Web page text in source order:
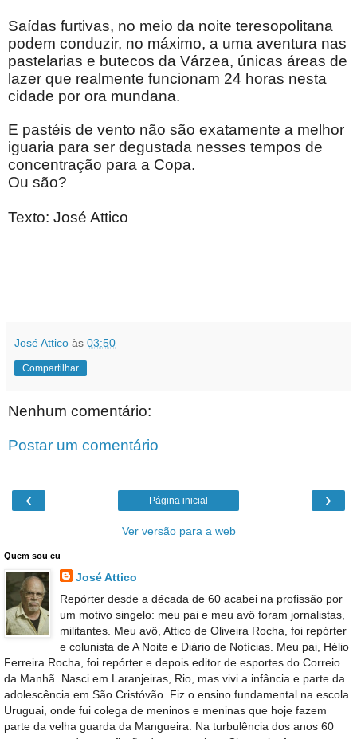
Saídas furtivas, no meio da noite teresopolitana
podem conduzir, no máximo, a uma aventura nas
pastelarias e butecos da Várzea, únicas áreas de
lazer que realmente funcionam 24 horas nesta
cidade por ora mundana.
E pastéis de vento não são exatamente a melhor
iguaria para ser degustada nesses tempos de
concentração para a Copa.
Ou são?
Texto: José Attico
José Attico às 03:50
Compartilhar
Nenhum comentário:
Postar um comentário
‹ ›
Página inicial
Ver versão para a web
Quem sou eu
José Attico
Repórter desde a década de 60 acabei na profissão por
um motivo singelo: meu pai e meu avô foram jornalistas,
militantes. Meu avô, Attico de Oliveira Rocha, foi repórter
e colunista de A Noite e Diário de Notícias. Meu pai, Hélio
Ferreira Rocha, foi repórter e depois editor de esportes do Correio
da Manhã. Nasci em Laranjeiras, Rio, mas vivi a infância e parte da
adolescência em São Cristóvão. Fiz o ensino fundamental na escola
Uruguai, onde fui colega de meninos e meninas que hoje fazem
parte da velha guarda da Mangueira. Na turbulência dos anos 60